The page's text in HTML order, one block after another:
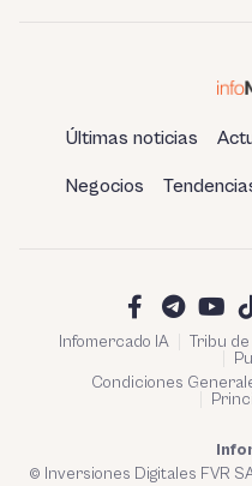
Últimas noticias
Negocios
Infomercado IA Tribu
Condiciones
© Inversiones Digitales FVR